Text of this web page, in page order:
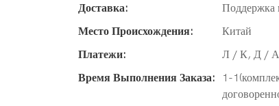
Доставка:
Поддержка
Место Происхождения:
Китай
Платежи:
Л / К, Д / А,
Время Выполнения Заказа:
1-